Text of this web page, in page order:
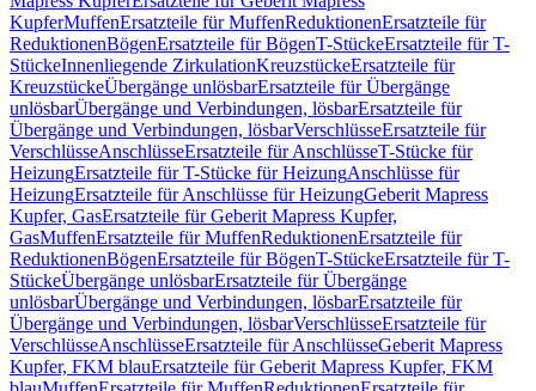
KupferMuffenErsatzteile für MuffenReduktionenErsatzteile für
ReduktionenBögenErsatzteile für BögenT-StückeErsatzteile für T-
StückeInnenliegende ZirkulationKreuzstückeErsatzteile für
KreuzstückeÜbergänge unlösbarErsatzteile für Übergänge
unlösbarÜbergänge und Verbindungen, lösbarErsatzteile für
Übergänge und Verbindungen, lösbarVerschlüsseErsatzteile für
VerschlüsseAnschlüsseErsatzteile für AnschlüsseT-Stücke für
HeizungErsatzteile für T-Stücke für HeizungAnschlüsse für
HeizungErsatzteile für Anschlüsse für HeizungGeberit Mapress
Kupfer, GasErsatzteile für Geberit Mapress Kupfer,
GasMuffenErsatzteile für MuffenReduktionenErsatzteile für
ReduktionenBögenErsatzteile für BögenT-StückeErsatzteile für T-
StückeÜbergänge unlösbarErsatzteile für Übergänge
unlösbarÜbergänge und Verbindungen, lösbarErsatzteile für
Übergänge und Verbindungen, lösbarVerschlüsseErsatzteile für
VerschlüsseAnschlüsseErsatzteile für AnschlüsseGeberit Mapress
Kupfer, FKM blauErsatzteile für Geberit Mapress Kupfer, FKM